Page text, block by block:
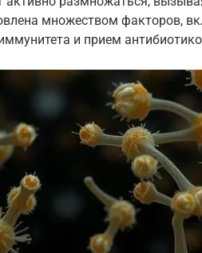
множеством факторов,
и прием